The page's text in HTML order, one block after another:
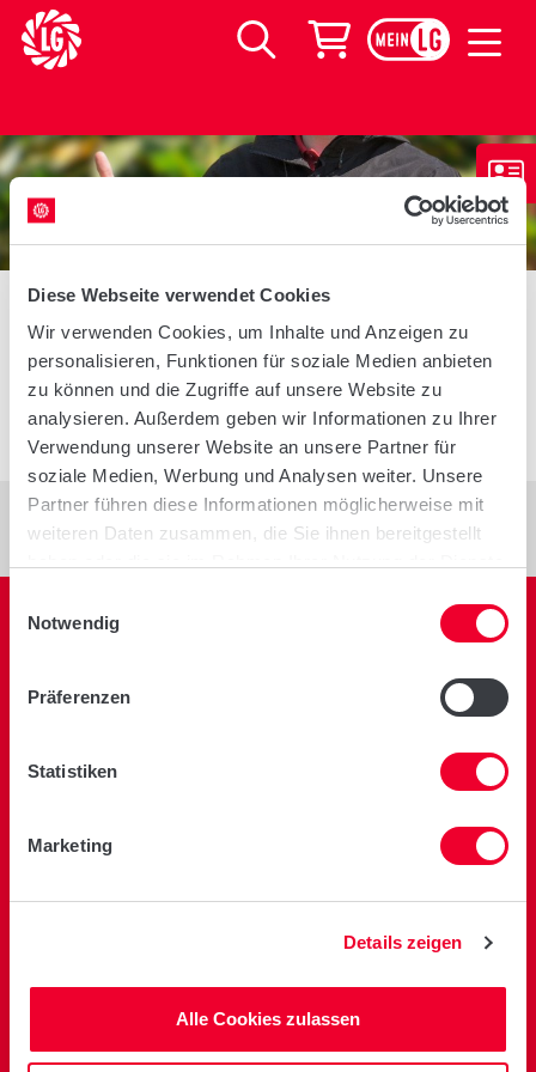
Diese Webseite verwendet Cookies
Wir verwenden Cookies, um Inhalte und Anzeigen zu
personalisieren, Funktionen für soziale Medien anbieten
zu können und die Zugriffe auf unsere Website zu
analysieren. Außerdem geben wir Informationen zu Ihrer
Verwendung unserer Website an unsere Partner für
soziale Medien, Werbung und Analysen weiter. Unsere
Partner führen diese Informationen möglicherweise mit
weiteren Daten zusammen, die Sie ihnen bereitgestellt
Notwendig
Präferenzen
Statistiken
Marketing
Details zeigen
Alle Cookies zulassen
LG Seeds Logo
Suche
Warenkorb
Startseite/Mein-LG
IHRE ZUSTIMMUNG
Ihre Zustimmung wurde gespeichert und Ihr
Verkaufsberater wurde darüber informiert.
Fax:+49 51 76 70 60
lg@limagrain.de
Nutzungsbedingungen